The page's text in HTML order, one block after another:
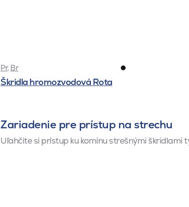
Pr, Br
Škridla hromozvodová Rota
Zariadenie pre prístup na strechu
Uľahčite si prístup ku komínu strešnými škridlami